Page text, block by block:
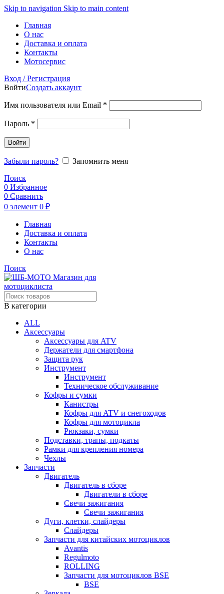
Skip to navigation Skip to main content
Главная
О нас
Доставка и оплата
Контакты
Мотосервис
Вход / Регистрация
ВойтиСоздать аккаунт
Имя пользователя или Email *
Пароль *
Войти
Забыли пароль?
Запомнить меня
Поиск
0 Избранное
0 Сравнить
0 элемент 0 ₽
Главная
Доставка и оплата
Контакты
О нас
Поиск
В категории
ALL
Аксессуары
Аксессуары для ATV
Держатели для смартфона
Защита рук
Инструмент
Инструмент
Техническое обслуживание
Кофры и сумки
Канистры
Кофры для ATV и снегоходов
Кофры для мотоцикла
Рюкзаки, сумки
Подставки, трапы, подкаты
Рамки для крепления номера
Чехлы
Запчасти
Двигатель
Двигатель в сборе
Двигатели в сборе
Свечи зажигания
Свечи зажигания
Дуги, клетки, слайдеры
Слайдеры
Запчасти для китайских мотоциклов
Avantis
Regulmoto
ROLLING
Запчасти для мотоциклов BSE
BSE